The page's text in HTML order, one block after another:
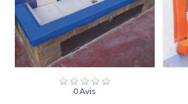
0 Avis